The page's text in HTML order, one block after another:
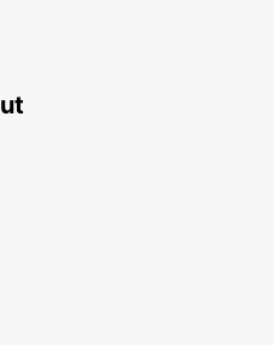
la découverte des multiples
la capitale dynamique,
passant par les plages de
le pays a tant à offrir